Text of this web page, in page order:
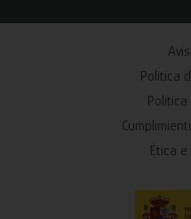
Política
Ética